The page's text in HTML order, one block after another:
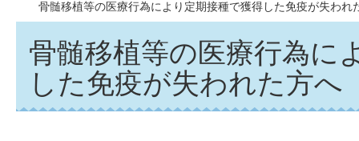
骨髄移植等の医療行為により定期接種で獲得した免疫が失われ
骨髄移植等の医療行為に
した免疫が失われた方へ